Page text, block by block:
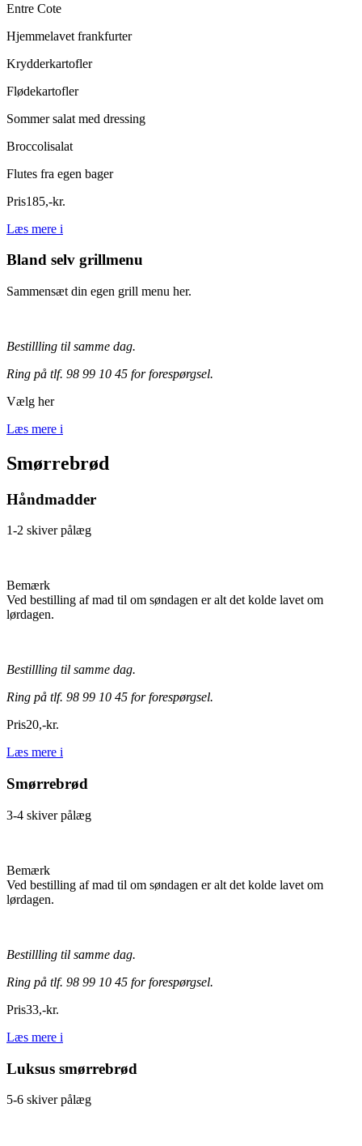
Entre Cote
Hjemmelavet frankfurter
Krydderkartofler
Flødekartofler
Sommer salat med dressing
Broccolisalat
Flutes fra egen bager
Pris185,-kr.
Læs mere i
Bland selv grillmenu
Sammensæt din egen grill menu her.
Bestillling til samme dag.
Ring på tlf. 98 99 10 45 for forespørgsel.
Vælg her
Læs mere i
Smørrebrød
Håndmadder
1-2 skiver pålæg
Bemærk
Ved bestilling af mad til om søndagen er alt det kolde lavet om
lørdagen.
Bestillling til samme dag.
Ring på tlf. 98 99 10 45 for forespørgsel.
Pris20,-kr.
Læs mere i
Smørrebrød
3-4 skiver pålæg
Bemærk
Ved bestilling af mad til om søndagen er alt det kolde lavet om
lørdagen.
Bestillling til samme dag.
Ring på tlf. 98 99 10 45 for forespørgsel.
Pris33,-kr.
Læs mere i
Luksus smørrebrød
5-6 skiver pålæg